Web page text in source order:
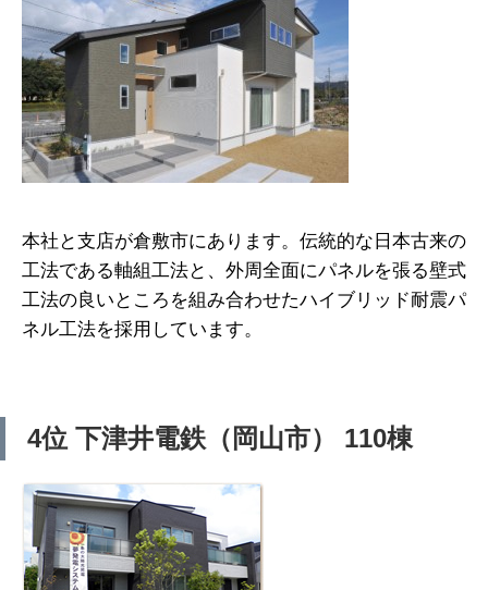
本社と支店が倉敷市にあります。伝統的な日本古来の
工法である軸組工法と、外周全面にパネルを張る壁式
工法の良いところを組み合わせたハイブリッド耐震パ
ネル工法を採用しています。
4位 下津井電鉄（岡山市） 110棟